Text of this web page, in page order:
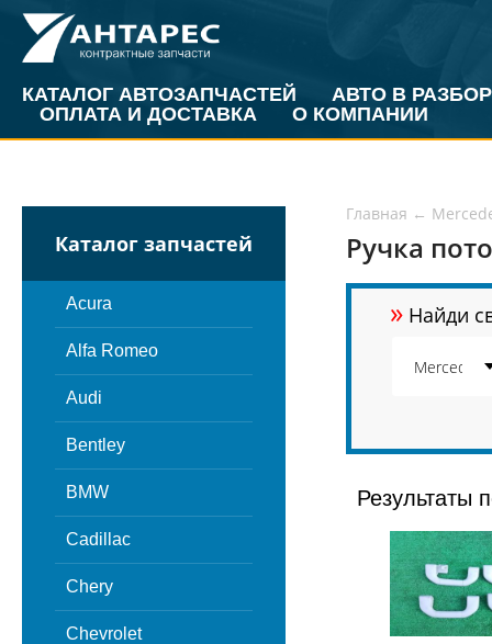
КАТАЛОГ АВТОЗАПЧАСТЕЙ
АВТО В РАЗБОР
ОПЛАТА И ДОСТАВКА
О КОМПАНИИ
Каталог запчастей
Acura
Alfa Romeo
Audi
Bentley
BMW
Cadillac
Chery
Chevrolet
Главная ←
Ручка
» Найди
Результаты